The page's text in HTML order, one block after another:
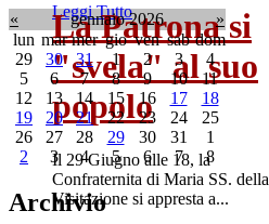
Leggi Tutto
La Patrona si
"svela" al suo
popolo
Il 29 Giugno alle 18, la
Confraternita di Maria SS. della
Visitazione si appresta a...
« gennaio 2026
»
lun mar mer gio ven sab dom
29
30 31 1 2 3
4
5
6 7 8 9 10
11
12
13 14 15 16 17
18
19
20 21 22 23 24
25
26
27 28 29 30 31
1
2
3 4 5 6 7 8
Archivio